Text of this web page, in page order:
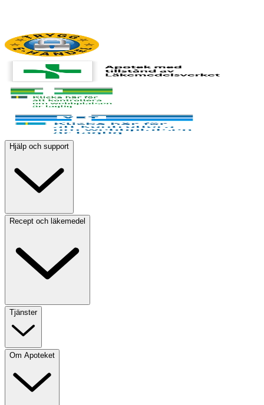
Hjälp och support
Recept och läkemedel
Tjänster
Om Apoteket